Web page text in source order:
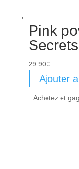
Pink
29.90€
Ajouter
Achetez et